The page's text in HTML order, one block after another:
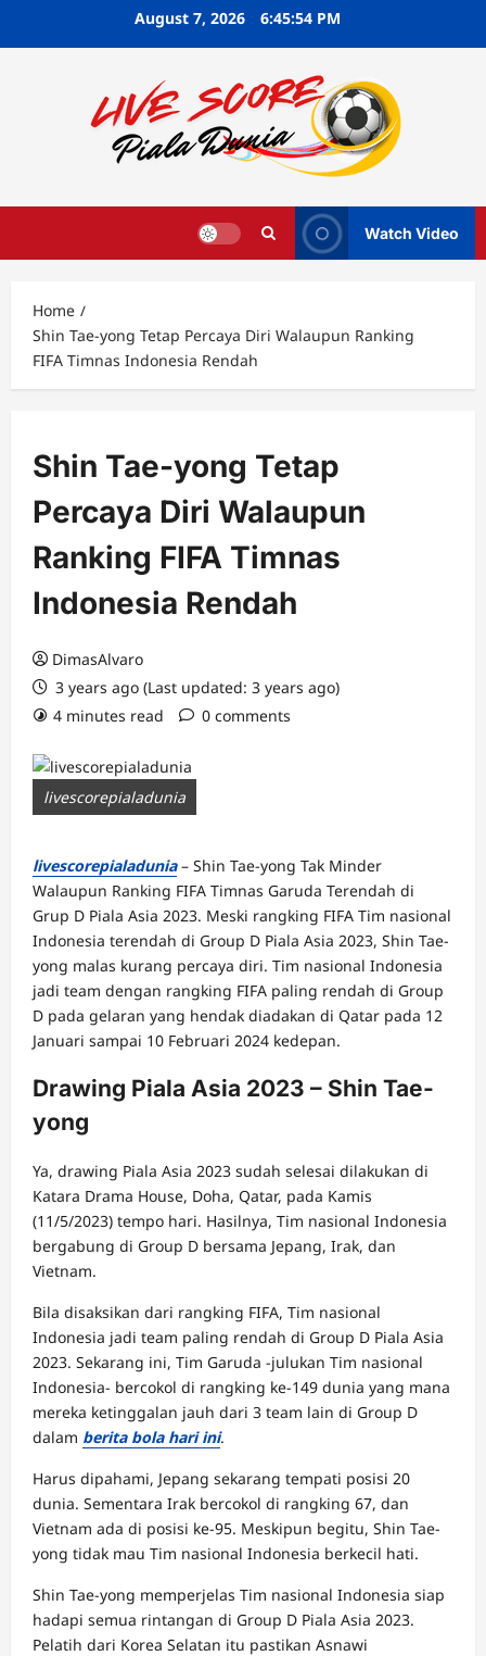
August 7, 2026 6:45:55 PM
Watch Video
Home
Shin Tae-yong Tetap Percaya Diri Walaupun Ranking
FIFA Timnas Indonesia Rendah
Shin Tae-yong Tetap
Percaya Diri Walaupun
Ranking FIFA Timnas
Indonesia Rendah
DimasAlvaro
3 years ago (Last updated: 3 years ago)
4 minutes read
0 comments
livescorepialadunia
livescorepialadunia– Shin Tae-yong Tak Minder
Walaupun Ranking FIFA Timnas Garuda Terendah di
Grup D Piala Asia 2023. Meski rangking FIFA Tim nasional
Indonesia terendah di Group D Piala Asia 2023, Shin Tae-
yong malas kurang percaya diri. Tim nasional Indonesia
jadi team dengan rangking FIFA paling rendah di Group
D pada gelaran yang hendak diadakan di Qatar pada 12
Januari sampai 10 Februari 2024 kedepan.
Drawing Piala Asia 2023 – Shin Tae-
yong
Ya, drawing Piala Asia 2023 sudah selesai dilakukan di
Katara Drama House, Doha, Qatar, pada Kamis
(11/5/2023) tempo hari. Hasilnya, Tim nasional Indonesia
bergabung di Group D bersama Jepang, Irak, dan
Vietnam.
Bila disaksikan dari rangking FIFA, Tim nasional
Indonesia jadi team paling rendah di Group D Piala Asia
2023. Sekarang ini, Tim Garuda -julukan Tim nasional
Indonesia- bercokol di rangking ke-149 dunia yang mana
mereka ketinggalan jauh dari 3 team lain di Group D
dalam berita bola hari ini.
Harus dipahami, Jepang sekarang tempati posisi 20
dunia. Sementara Irak bercokol di rangking 67, dan
Vietnam ada di posisi ke-95. Meskipun begitu, Shin Tae-
yong tidak mau Tim nasional Indonesia berkecil hati.
Shin Tae-yong memperjelas Tim nasional Indonesia siap
hadapi semua rintangan di Group D Piala Asia 2023.
Pelatih dari Korea Selatan itu pastikan Asnawi